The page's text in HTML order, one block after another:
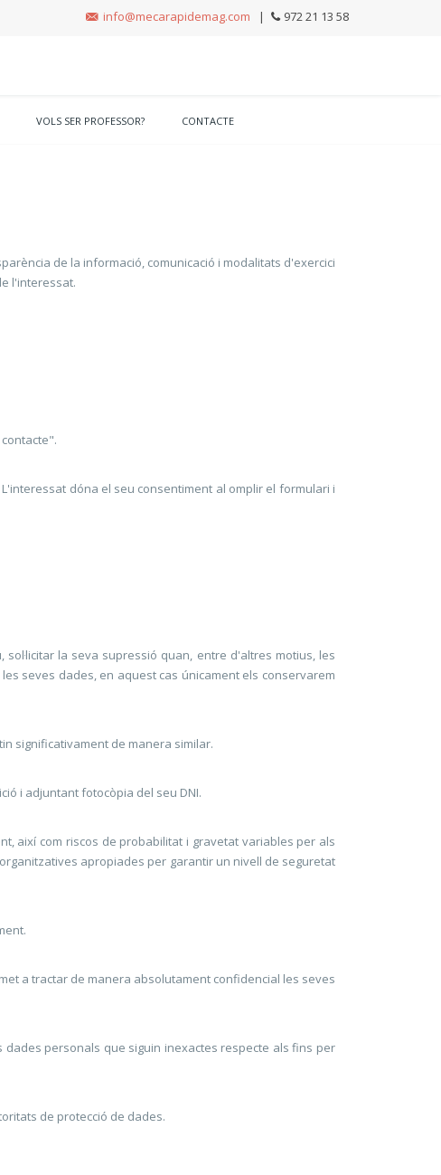
info@mecarapidemag.com | 972 21 13 58
VOLS SER PROFESSOR? CONTACTE
de la informació, comunicació i modalitats d'exercici
l'interessat.
dóna el seu consentiment al omplir el formulari i
la seva supressió quan, entre d'altres motius, les
seves dades, en aquest cas únicament els conservarem
significativament de manera similar.
i adjuntant fotocòpia del seu DNI.
així com riscos de probabilitat i gravetat variables per als
organitzatives apropiades per garantir un nivell de seguretat
a tractar de manera absolutament confidencial les seves
dades personals que siguin inexactes respecte als fins per
de protecció de dades.